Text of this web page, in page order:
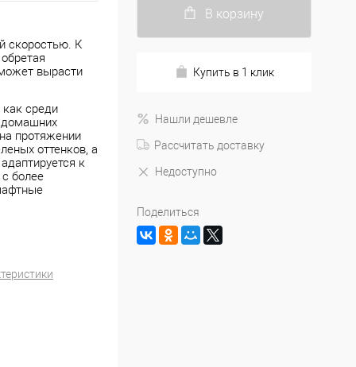
скоростью. К
вырасти
как среди
домашних
протяжении
оттенков, а
к
более
В корзину
Купить в 1 клик
Нашли дешевле
Рассчитать доставку
Недоступно
Поделиться